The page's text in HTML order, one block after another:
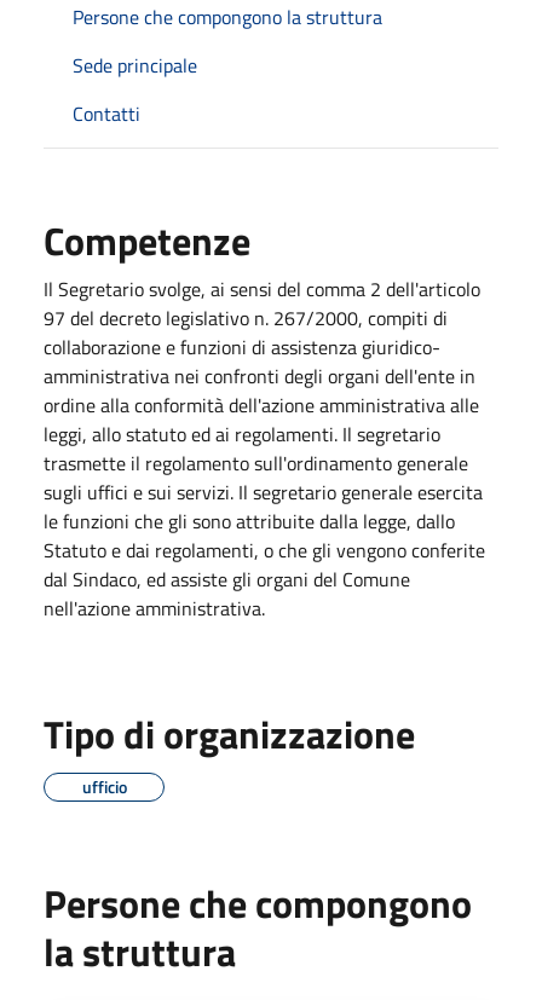
Persone che compongono la struttura
Sede principale
Contatti
Competenze
Il Segretario svolge, ai sensi del comma 2 dell'articolo
97 del decreto legislativo n. 267/2000, compiti di
collaborazione e funzioni di assistenza giuridico-
amministrativa nei confronti degli organi dell'ente in
ordine alla conformità dell'azione amministrativa alle
leggi, allo statuto ed ai regolamenti. Il segretario
trasmette il regolamento sull'ordinamento generale
sugli uffici e sui servizi. Il segretario generale esercita
le funzioni che gli sono attribuite dalla legge, dallo
Statuto e dai regolamenti, o che gli vengono conferite
dal Sindaco, ed assiste gli organi del Comune
nell'azione amministrativa.
Tipo di organizzazione
ufficio
Persone che compongono
la struttura